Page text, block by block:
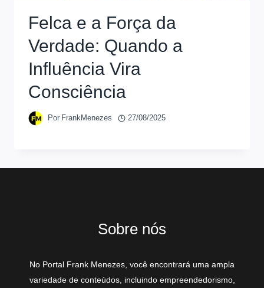
Felca e a Força da
Verdade: Quando a
Influência Vira
Consciência
Por FrankMenezes 27/08/2025
Sobre nós
No Portal Frank Menezes, você encontrará uma ampla
variedade de conteúdos, incluindo empreendedorismo,